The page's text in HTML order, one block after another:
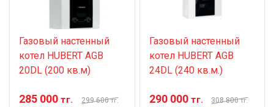
Газовый настенный
котел HUBERT AGB
20DL (200 кв.м)
285 000 тг. 299 600тг.
Газовый настенный
котел HUBERT AGB
24DL (240 кв.м.)
290 000тг. 308 800тг.